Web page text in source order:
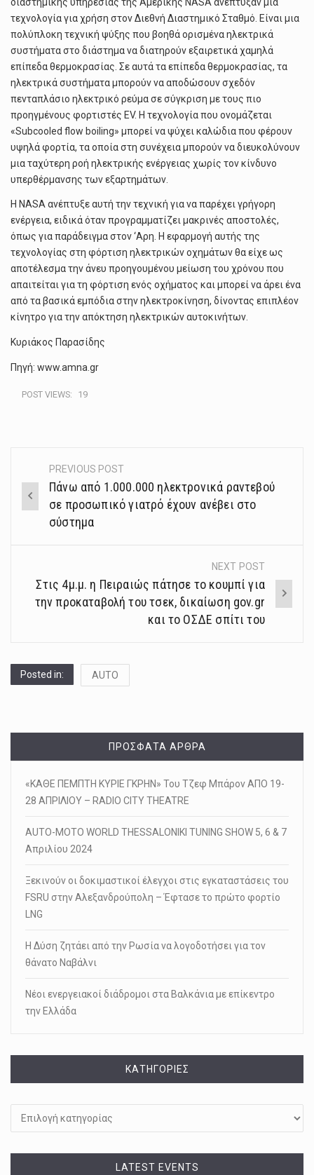
τεχνολογία για χρήση στον Διεθνή Διαστημικό Σταθμό. Είναι μια
πολύπλοκη τεχνική ψύξης που βοηθά ορισμένα ηλεκτρικά
συστήματα στο διάστημα να διατηρούν εξαιρετικά χαμηλά
επίπεδα θερμοκρασίας. Σε αυτά τα επίπεδα θερμοκρασίας, τα
ηλεκτρικά συστήματα μπορούν να αποδώσουν σχεδόν
πενταπλάσιο ηλεκτρικό ρεύμα σε σύγκριση με τους πιο
προηγμένους φορτιστές EV. Η τεχνολογία που ονομάζεται
«Subcooled flow boiling» μπορεί να ψύχει καλώδια που φέρουν
υψηλά φορτία, τα οποία στη συνέχεια μπορούν να διευκολύνουν
μια ταχύτερη ροή ηλεκτρικής ενέργειας χωρίς τον κίνδυνο
υπερθέρμανσης των εξαρτημάτων.
Η NASA ανέπτυξε αυτή την τεχνική για να παρέχει γρήγορη
ενέργεια, ειδικά όταν προγραμματίζει μακρινές αποστολές,
όπως για παράδειγμα στον ‘Αρη. Η εφαρμογή αυτής της
τεχνολογίας στη φόρτιση ηλεκτρικών οχημάτων θα είχε ως
αποτέλεσμα την άνευ προηγουμένου μείωση του χρόνου που
απαιτείται για τη φόρτιση ενός οχήματος και μπορεί να άρει ένα
από τα βασικά εμπόδια στην ηλεκτροκίνηση, δίνοντας επιπλέον
κίνητρο για την απόκτηση ηλεκτρικών αυτοκινήτων.
Κυριάκος Παρασίδης
Πηγή: www.amna.gr
POST VIEWS: 19
Post
navigation
PREVIOUS POST
Πάνω από 1.000.000 ηλεκτρονικά ραντεβού
σε προσωπικό γιατρό έχουν ανέβει στο
σύστημα
NEXT POST
Στις 4μ.μ. η Πειραιώς πάτησε το κουμπί για
την προκαταβολή του τσεκ, δικαίωση gov.gr
και το ΟΣΔΕ σπίτι του
Posted in: AUTO
ΠΡΌΣΦΑΤΑ ΆΡΘΡΑ
«ΚΑΘΕ ΠΕΜΠΤΗ ΚΥΡΙΕ ΓΚΡΗΝ» Του Τζεφ Μπάρον ΑΠΟ 19-
28 ΑΠΡΙΛΙΟΥ – RADIO CITY THEATRE
AUTO-MOTO WORLD THESSALONIKI TUNING SHOW 5, 6 & 7
Απριλίου 2024
Ξεκινούν οι δοκιμαστικοί έλεγχοι στις εγκαταστάσεις του
FSRU στην Αλεξανδρούπολη – Έφτασε το πρώτο φορτίο
LNG
Η Δύση ζητάει από την Ρωσία να λογοδοτήσει για τον
θάνατο Ναβάλνι
Νέοι ενεργειακοί διάδρομοι στα Βαλκάνια με επίκεντρο
την Ελλάδα
KΑΤΗΓΟΡΊΕΣ
LATEST EVENTS